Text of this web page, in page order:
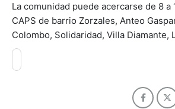
La comunidad puede acercarse de 8 a
CAPS de barrio Zorzales, Anteo
Colombo, Solidaridad, Villa Diamante,